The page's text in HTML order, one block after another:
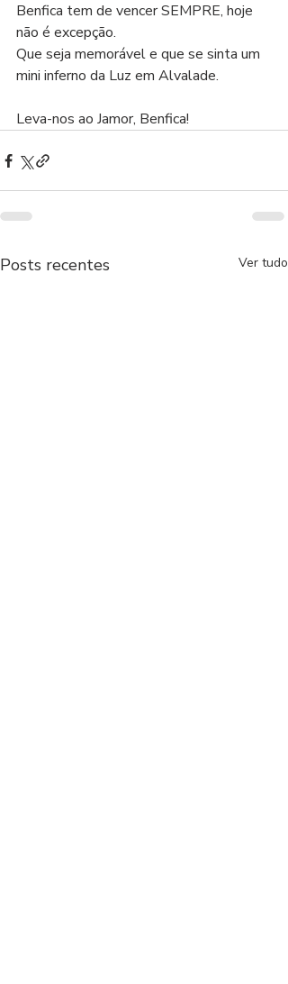
Benfica tem de vencer SEMPRE, hoje
não é excepção.
Que seja memorável e que se sinta um
mini inferno da Luz em Alvalade.
Leva-nos ao Jamor, Benfica!
Posts recentes Ver tudo